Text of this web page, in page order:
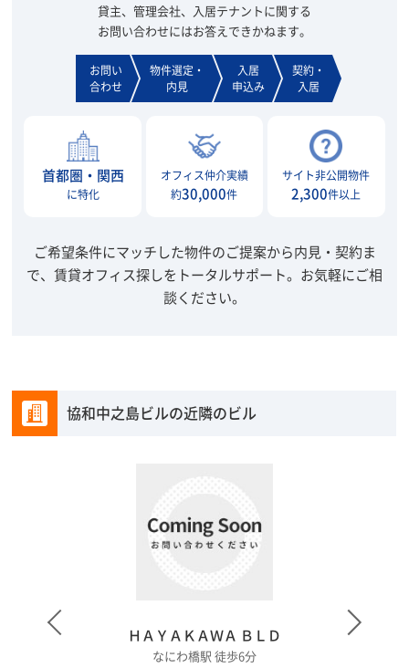
貸主、管理会社、入居テナントに関する
お問い合わせにはお答えできかねます。
お問い
合わせ
物件選定・
内見
入居
申込み
契約・
入居
首都圏・関西
に特化
オフィス仲介実績
約30,000件
サイト非公開物件
2,300件以上
ご希望条件にマッチした物件のご提案から内見・契約ま
で、賃貸オフィス探しをトータルサポート。 お気軽にご相
談ください。
協和中之島ビルの近隣のビル
ＨＡＹＡＫＡＷＡ ＢＬＤ
なにわ橋駅 徒歩6分